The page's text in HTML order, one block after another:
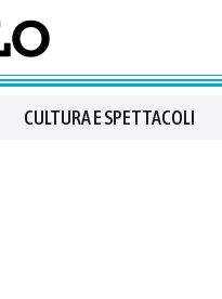
CULTURA E SPETTACOLI